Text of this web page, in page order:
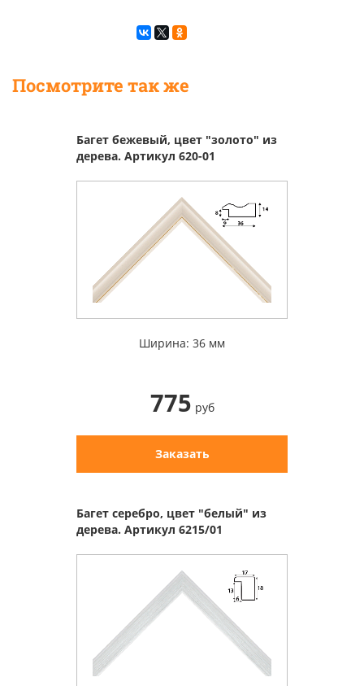
Посмотрите так же
Багет бежевый, цвет "золото" из
дерева. Артикул 620-01
Ширина: 36 мм
775 руб
Заказать
Багет серебро, цвет "белый" из
дерева. Артикул 6215/01